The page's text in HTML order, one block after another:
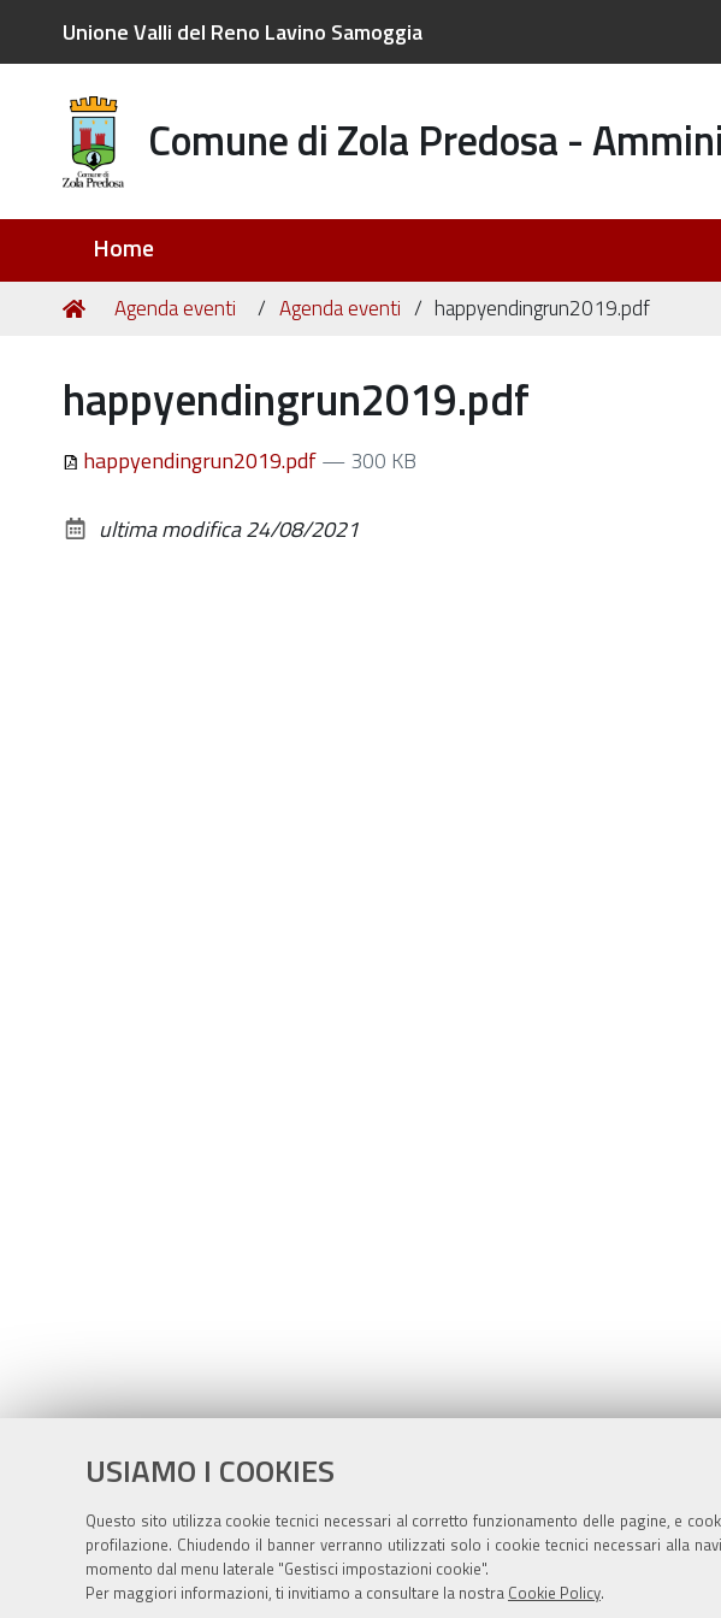
USIAMO I COOKIES
Questo sito utilizza cookie tecnici necessari al corretto funzionamento delle pagine, e
profilazione. Chiudendo il banner verranno utilizzati solo i cookie tecnici necessari alla
momento dal menu laterale "Gestisci impostazioni cookie".
Per maggiori informazioni, ti invitiamo a consultare la nostra Cookie Policy.
Unione Valli del Reno Lavino Samoggia
Comune di Zola Predosa -
Home
Tu
Home
Agenda eventi Agenda eventi happyendingrun2019.pdf
happyendingrun2019.pdf
happyendingrun2019.pdf— 300 KB
ultima modifica24/08/2021